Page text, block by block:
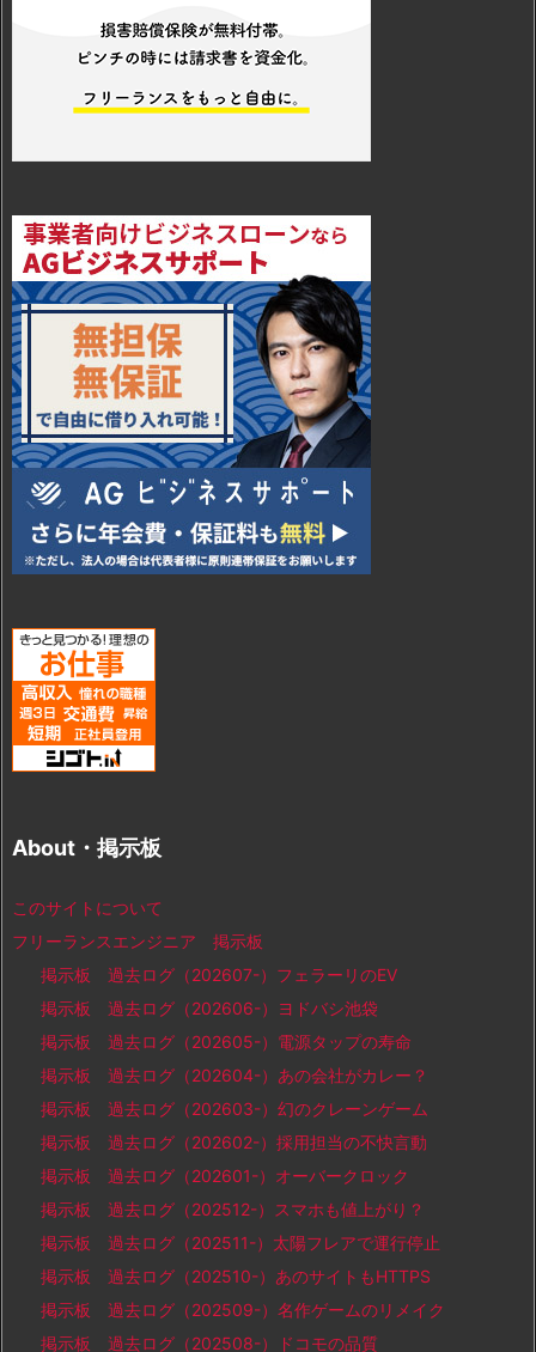
About・掲示板
このサイトについて
フリーランスエンジニア 掲示板
掲示板 過去ログ（202607-）フェラーリのEV
掲示板 過去ログ（202606-）ヨドバシ池袋
掲示板 過去ログ（202605-）電源タップの寿命
掲示板 過去ログ（202604-）あの会社がカレー？
掲示板 過去ログ（202603-）幻のクレーンゲーム
掲示板 過去ログ（202602-）採用担当の不快言動
掲示板 過去ログ（202601-）オーバークロック
掲示板 過去ログ（202512-）スマホも値上がり？
掲示板 過去ログ（202511-）太陽フレアで運行停止
掲示板 過去ログ（202510-）あのサイトもHTTPS
掲示板 過去ログ（202509-）名作ゲームのリメイク
掲示板 過去ログ（202508-）ドコモの品質